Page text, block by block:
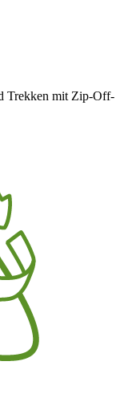
Trekken mit Zip-Off-